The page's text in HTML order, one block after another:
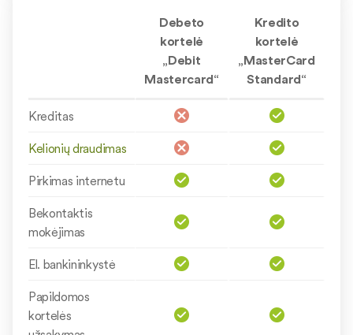
Debeto
kortelė
„Debit
Mastercard“
Kredito
kortelė
„MasterCard
Standard“
Kreditas
Kelionių draudimas
Pirkimas internetu
Bekontaktis
mokėjimas
El. bankininkystė
Papildomos
kortelės